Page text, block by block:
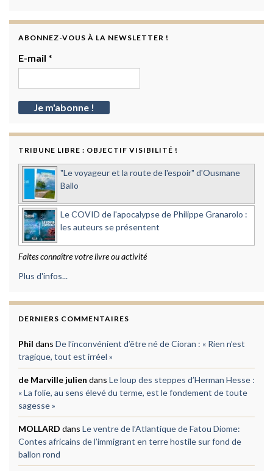
ABONNEZ-VOUS À LA NEWSLETTER !
E-mail *
TRIBUNE LIBRE : OBJECTIF VISIBILITÉ !
"Le voyageur et la route de l'espoir" d'Ousmane
Ballo
Le COVID de l'apocalypse de Philippe Granarolo :
les auteurs se présentent
Faites connaître votre livre ou activité
Plus d'infos...
DERNIERS COMMENTAIRES
Phil dans De l’inconvénient d’être né de Cioran : « Rien n’est
tragique, tout est irréel »
de Marville julien dans Le loup des steppes d’Herman Hesse :
« La folie, au sens élevé du terme, est le fondement de toute
sagesse »
MOLLARD dans Le ventre de l’Atlantique de Fatou Diome:
Contes africains de l’immigrant en terre hostile sur fond de
ballon rond